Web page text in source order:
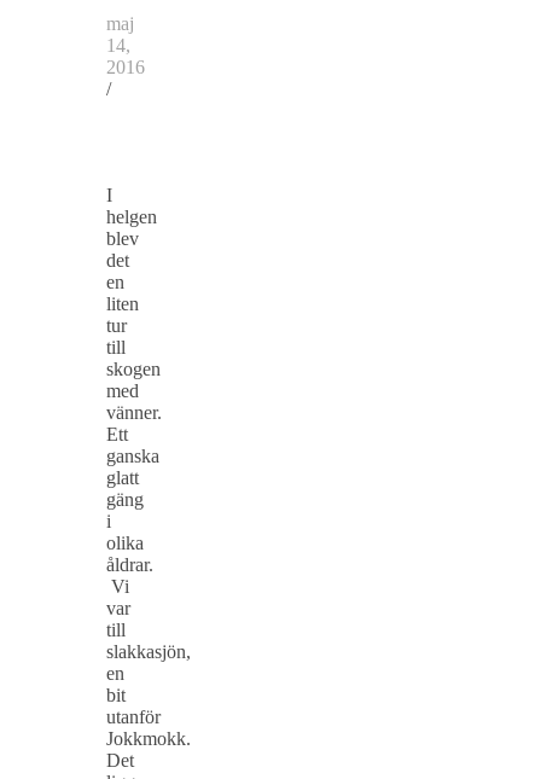
maj
14,
2016
/
I
helgen
blev
det
en
liten
tur
till
skogen
med
vänner.
Ett
ganska
glatt
gäng
i
olika
åldrar.
Vi
var
till
slakkasjön,
en
bit
utanför
Jokkmokk.
Det